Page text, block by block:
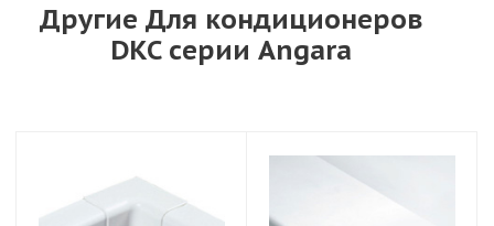
Другие Для кондиционеров
DKC серии Angara